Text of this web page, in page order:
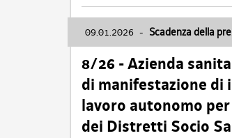
09.01.2026 - Scadenza della
8/26 - Azienda
di manifestazione di
lavoro autonomo
dei Distretti Socio